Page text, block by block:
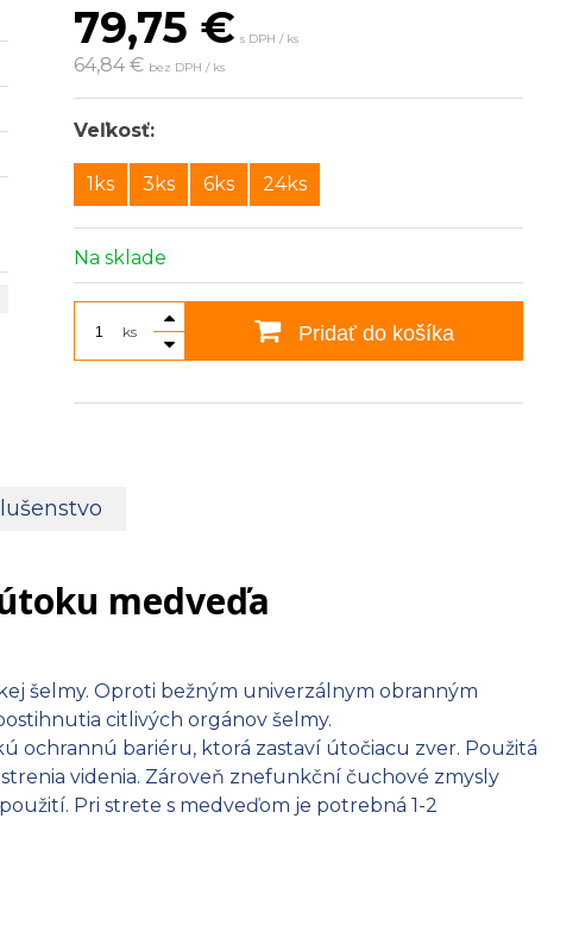
79,75 € s DPH / ks
64,84 € bez DPH / ks
Veľkosť:
1ks 3ks 6ks 24ks
Na sklade
ks Pridať do košíka
medveďa
šelmy. Oproti bežným univerzálnym obranným
citlivých orgánov šelmy.
ochrannú bariéru, ktorá zastaví útočiacu zver. Použitá
videnia. Zároveň znefunkční čuchové zmysly
Pri strete s medveďom je potrebná 1-2